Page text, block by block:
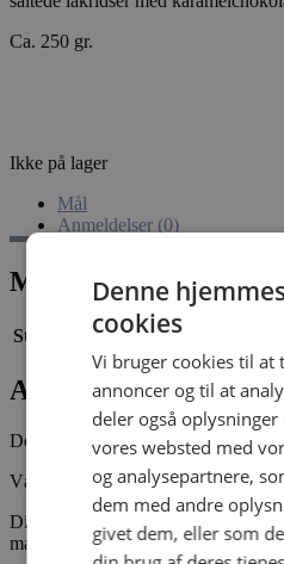
Ca. 250 gr.
Ikke på lager
Mål
Anmeldelser (0)
Mål
Størrelse 8,7 × 8,7 × 11,7 cm
Anmeldelser
Der er endnu ikke nogle
Vær den første til at anmelde “XO
Din e-mailadresse vil ikke blive
markeret med*
Denne
cookies
Vi bruger cookies til at
annoncer og til at
deler også
vores websted med
og analysepartnere,
dem med andre
givet dem, eller som